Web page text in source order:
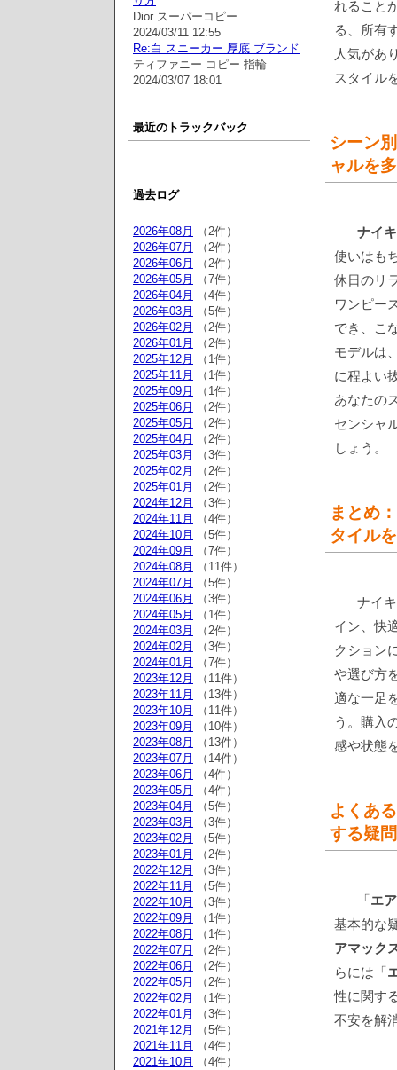
れること
る、所有
人気があ
スタイル
シーン
ャルを
ナイ
使いはも
休日のリ
ワンピー
でき、こ
モデルは
に程よい
あなたの
センシャ
しょう。
まとめ
タイル
ナイ
イン、快
クション
や選び方
適な一足
う。購入
感や状態
よくあ
する疑
「エ
基本的な
アマック
らには「
性に関す
不安を解
Dior スーパーコピー
2024/03/11 12:55
Re:白 スニーカー 厚底 ブランド
ティファニー コピー 指輪
2024/03/07 18:01
最近のトラックバック
過去ログ
2026年08月
（2件）
2026年07月
（2件）
2026年06月
（2件）
2026年05月
（7件）
2026年04月
（4件）
2026年03月
（5件）
2026年02月
（2件）
2026年01月
（2件）
2025年12月
（1件）
2025年11月
（1件）
2025年09月
（1件）
2025年06月
（2件）
2025年05月
（2件）
2025年04月
（2件）
2025年03月
（3件）
2025年02月
（2件）
2025年01月
（2件）
2024年12月
（3件）
2024年11月
（4件）
2024年10月
（5件）
2024年09月
（7件）
2024年08月
（11件）
2024年07月
（5件）
2024年06月
（3件）
2024年05月
（1件）
2024年03月
（2件）
2024年02月
（3件）
2024年01月
（7件）
2023年12月
（11件）
2023年11月
（13件）
2023年10月
（11件）
2023年09月
（10件）
2023年08月
（13件）
2023年07月
（14件）
2023年06月
（4件）
2023年05月
（4件）
2023年04月
（5件）
2023年03月
（3件）
2023年02月
（5件）
2023年01月
（2件）
2022年12月
（3件）
2022年11月
（5件）
2022年10月
（3件）
2022年09月
（1件）
2022年08月
（1件）
2022年07月
（2件）
2022年06月
（2件）
2022年05月
（2件）
2022年02月
（1件）
2022年01月
（3件）
2021年12月
（5件）
2021年11月
（4件）
2021年10月
（4件）